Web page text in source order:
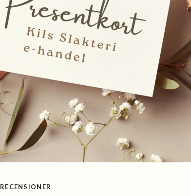
RECENSIONER